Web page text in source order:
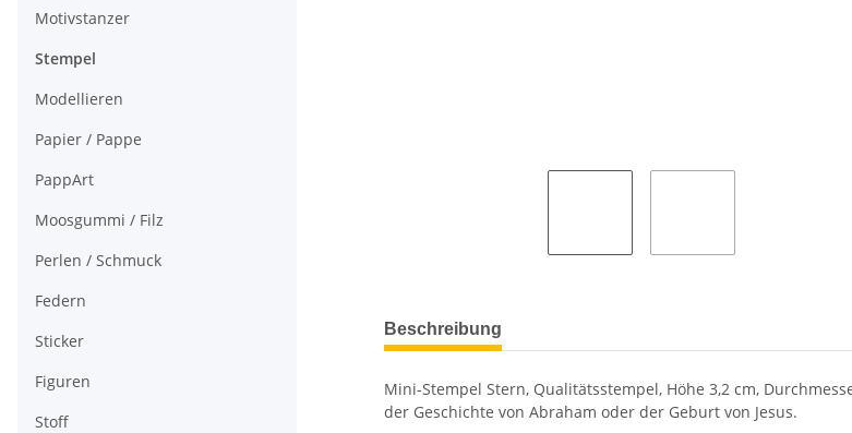
Beschreibung
Mini-Stempel Stern, Qualitätsstempel, Höhe 3,2 cm,
der Geschichte von Abraham oder der Geburt von Jesus.
Motivstanzer
Stempel
Modellieren
Papier / Pappe
PappArt
Moosgummi / Filz
Perlen / Schmuck
Federn
Sticker
Figuren
Stoff